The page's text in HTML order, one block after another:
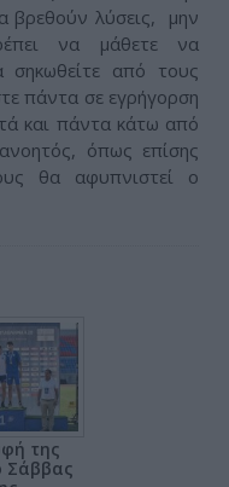
βρεθούν λύσεις, μην
να μάθετε να
σηκωθείτε από τους
πάντα σε εγρήγορση
και πάντα κάτω από
όπως επίσης
θα αφυπνιστεί ο
της
Σάββας